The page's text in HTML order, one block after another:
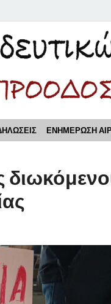
ΕΝΗΜΕΡΩΣΗ